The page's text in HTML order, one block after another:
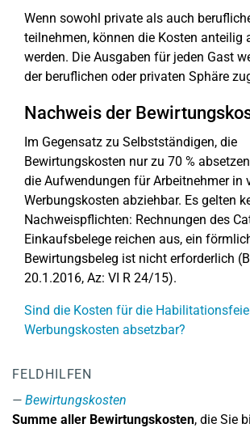
Wenn sowohl private als auch
teilnehmen, können die Kosten anteilig
werden. Die Ausgaben für jeden Gast
der beruflichen oder privaten Sphäre
Nachweis der
Im Gegensatz zu Selbstständigen, die
Bewirtungskosten nur zu 70 %
die Aufwendungen für Arbeitnehmer in
Werbungskosten abziehbar. Es gelten
Nachweispflichten: Rechnungen des
Einkaufsbelege reichen aus, ein
Bewirtungsbeleg ist nicht erforderlich
20.1.2016, Az: VI R 24/15).
Sind die Kosten für die
Werbungskosten absetzbar?
FELDHILFEN
Bewirtungskosten
Summe aller Bewirtungskosten, die Sie